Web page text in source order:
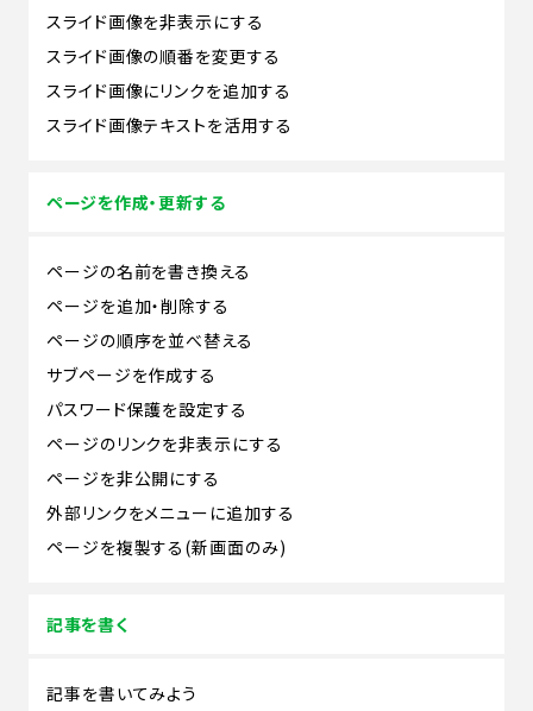
スライド画像を非表示にする
スライド画像の順番を変更する
スライド画像にリンクを追加する
スライド画像テキストを活用する
ページを作成・更新する
ページの名前を書き換える
ページを追加・削除する
ページの順序を並べ替える
サブページを作成する
パスワード保護を設定する
ページのリンクを非表示にする
ページを非公開にする
外部リンクをメニューに追加する
ページを複製する(新画面のみ)
記事を書く
記事を書いてみよう